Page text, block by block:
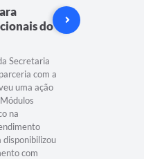
do
Secretaria
com a
uma ação
na
com